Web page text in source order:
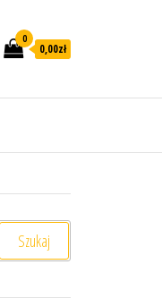
0
0,00zł